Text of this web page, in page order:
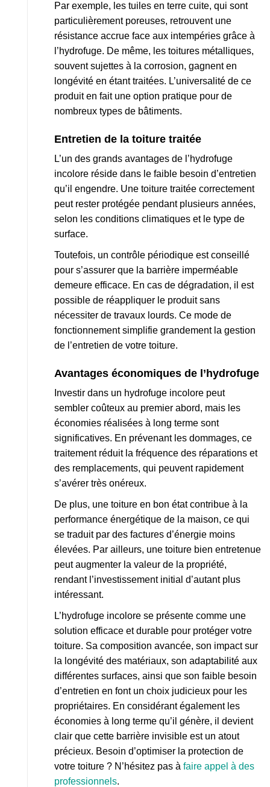
Par exemple, les tuiles en terre cuite, qui sont
particulièrement poreuses, retrouvent une
résistance accrue face aux intempéries grâce à
l’hydrofuge. De même, les toitures métalliques,
souvent sujettes à la corrosion, gagnent en
longévité en étant traitées. L’universalité de ce
produit en fait une option pratique pour de
nombreux types de bâtiments.
Entretien de la toiture traitée
L’un des grands avantages de l’hydrofuge
incolore réside dans le faible besoin d’entretien
qu’il engendre. Une toiture traitée correctement
peut rester protégée pendant plusieurs années,
selon les conditions climatiques et le type de
surface.
Toutefois, un contrôle périodique est conseillé
pour s’assurer que la barrière imperméable
demeure efficace. En cas de dégradation, il est
possible de réappliquer le produit sans
nécessiter de travaux lourds. Ce mode de
fonctionnement simplifie grandement la gestion
de l’entretien de votre toiture.
Avantages économiques de l’hydrofuge
Investir dans un hydrofuge incolore peut
sembler coûteux au premier abord, mais les
économies réalisées à long terme sont
significatives. En prévenant les dommages, ce
traitement réduit la fréquence des réparations et
des remplacements, qui peuvent rapidement
s’avérer très onéreux.
De plus, une toiture en bon état contribue à la
performance énergétique de la maison, ce qui
se traduit par des factures d’énergie moins
élevées. Par ailleurs, une toiture bien entretenue
peut augmenter la valeur de la propriété,
rendant l’investissement initial d’autant plus
intéressant.
L’hydrofuge incolore se présente comme une
solution efficace et durable pour protéger votre
toiture. Sa composition avancée, son impact sur
la longévité des matériaux, son adaptabilité aux
différentes surfaces, ainsi que son faible besoin
d’entretien en font un choix judicieux pour les
propriétaires. En considérant également les
économies à long terme qu’il génère, il devient
clair que cette barrière invisible est un atout
précieux. Besoin d’optimiser la protection de
votre toiture ? N’hésitez pas à faire appel à des
professionnels.